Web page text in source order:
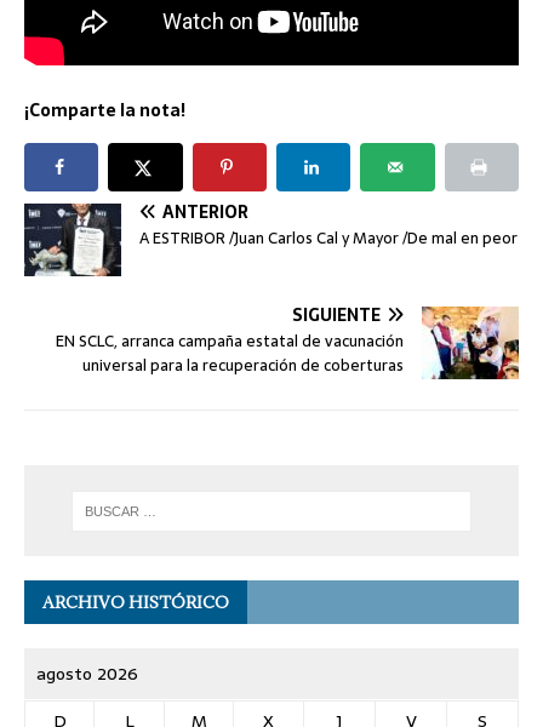
¡Comparte la nota!
ANTERIOR
A ESTRIBOR /Juan Carlos Cal y Mayor /De mal en peor
SIGUIENTE
EN SCLC, arranca campaña estatal de vacunación
universal para la recuperación de coberturas
ARCHIVO HISTÓRICO
agosto 2026
D
L M X J V
S